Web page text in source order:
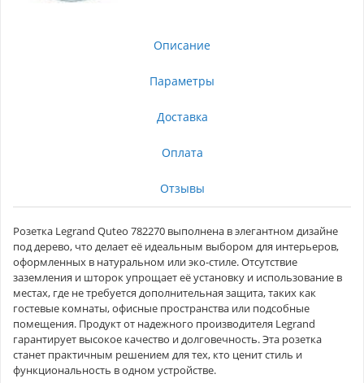
Описание
Параметры
Доставка
Оплата
Отзывы
Розетка Legrand Quteo 782270 выполнена в элегантном дизайне
под дерево, что делает её идеальным выбором для интерьеров,
оформленных в натуральном или эко-стиле. Отсутствие
заземления и шторок упрощает её установку и использование в
местах, где не требуется дополнительная защита, таких как
гостевые комнаты, офисные пространства или подсобные
помещения. Продукт от надежного производителя Legrand
гарантирует высокое качество и долговечность. Эта розетка
станет практичным решением для тех, кто ценит стиль и
функциональность в одном устройстве.